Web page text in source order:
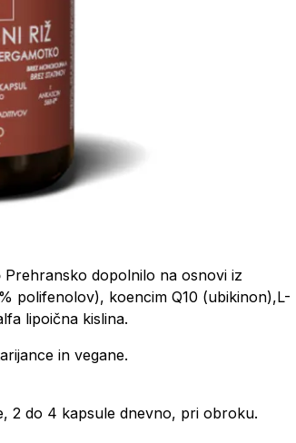
Prehransko dopolnilo na osnovi iz
polifenolov), koencim Q10 (ubikinon),L-
lipoična kislina.
in vegane.
2 do 4 kapsule dnevno, pri obroku.